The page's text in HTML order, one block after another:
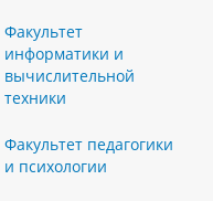
Факультет
информатики и
вычислительной
техники
Факультет педагогики
и психологии